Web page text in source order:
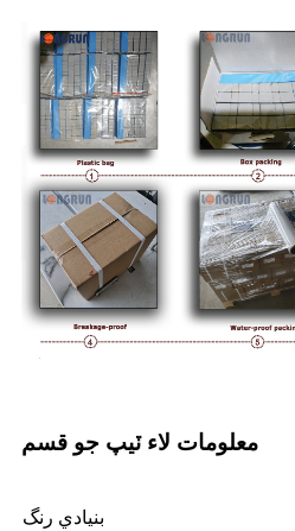
معلومات لاء ٽيپ جو قسم
بنيادي رنگ